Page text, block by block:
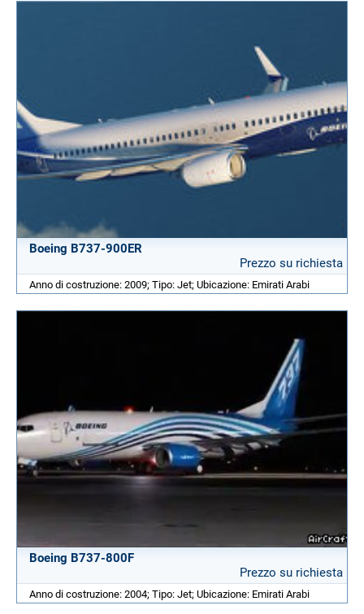
Boeing B737-900ER
Prezzo su richiesta
Anno di costruzione: 2009; Tipo: Jet; Ubicazione: Emirati Arabi
Boeing B737-800F
Prezzo su richiesta
Anno di costruzione: 2004; Tipo: Jet; Ubicazione: Emirati Arabi